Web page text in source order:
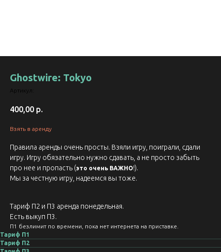
Ghostwire: Tokyo
Артикул:
400,00 р.
Взять в аренду
Правила аренды очень просты. Взяли игру, поиграли, сдали
игру. Игру обязательно нужно сдавать, а не просто забыть
про нее и пропасть (это очень ВАЖНО!).
Мы за честную игру, надеемся вы тоже.
Тариф П2 и П3 аренда понедельная.
Есть выкуп П3.
П1 безлимит по времени, пока нет интернета на приставке.
Тариф П1
Тариф П2